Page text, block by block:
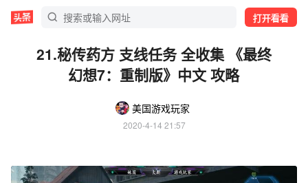
打开看看
21.秘传药方 支线任务 全收集 《最终
幻想7：重制版》中文 攻略
美国游戏玩家
2020-4-14 21:57